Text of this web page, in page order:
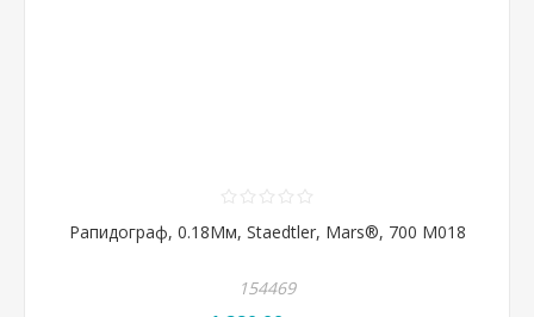
Рапидограф, 0.18Мм, Staedtler, Mars®, 700 M018
154469